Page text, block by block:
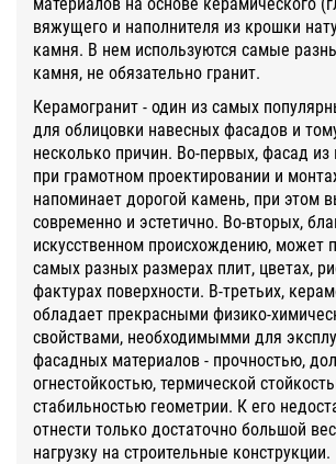
вяжущего и наполнителя из крошки
камня. В нем используются самые
камня, не обязательно гранит.
Керамогранит - один из самых
для облицовки навесных фасадов и
несколько причин. Во-первых, фасад из
при грамотном проектировании и
напоминает дорогой камень, при этом
современно и эстетично. Во-вторых,
искусственном происхождению, может
самых разных размерах плит, цветах,
фактурах поверхности. В-третьих,
обладает прекрасными физико-
свойствами, необходимымми для
фасадных материалов - прочностью,
огнестойкостью, термической
стабильностью геометрии. К его
отнести только достаточно большой
нагрузку на строительные конструкции.